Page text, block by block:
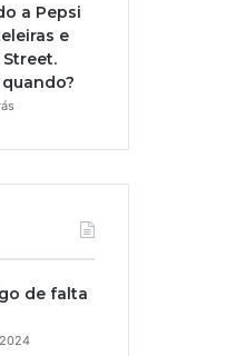
a Pepsi
e
de falta